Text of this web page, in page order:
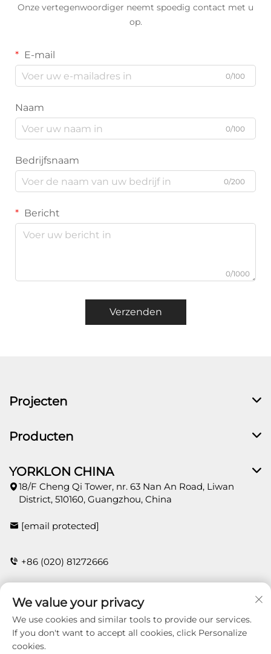
Onze vertegenwoordiger neemt spoedig contact met u
op.
E-mail
0/100
Naam
0/100
Bedrijfsnaam
0/200
Bericht
0/1000
Verzenden
Projecten
Producten
YORKLON CHINA
18/F Cheng Qi Tower, nr. 63 Nan An Road, Liwan
District, 510160, Guangzhou, China
[email protected]
+86 (020) 81272666
CONTACT
We value your privacy
We use cookies and similar tools to provide our services.
If you don't want to accept all cookies, click Personalize
cookies.